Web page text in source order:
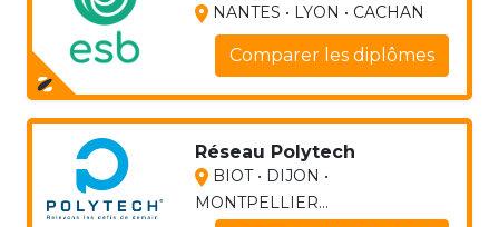
NANTES • LYON • CACHAN
Comparer les diplômes
Réseau Polytech
BIOT • DIJON •
MONTPELLIER...